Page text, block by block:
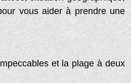
vous aider à prendre une
et la plage à deux